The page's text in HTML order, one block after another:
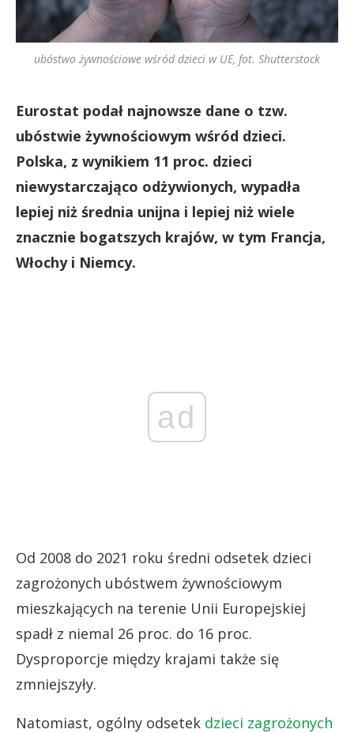
ubóstwo żywnościowe wśród dzieci w UE, fot. Shutterstock
Eurostat podał najnowsze dane o tzw.
ubóstwie żywnościowym wśród dzieci.
Polska, z wynikiem 11 proc. dzieci
niewystarczająco odżywionych, wypadła
lepiej niż średnia unijna i lepiej niż wiele
znacznie bogatszych krajów, w tym Francja,
Włochy i Niemcy.
ad
Od 2008 do 2021 roku średni odsetek dzieci
zagrożonych ubóstwem żywnościowym
mieszkających na terenie Unii Europejskiej
spadł z niemal 26 proc. do 16 proc.
Dysproporcje między krajami także się
zmniejszyły.
Natomiast, ogólny odsetek dzieci zagrożonych